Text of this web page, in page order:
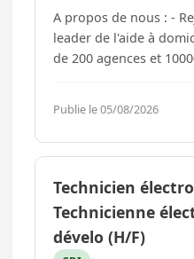
A propos de nous : - Rejoignez Vitalliance, le
leader de l'aide à
de 200 agences et
mission notre raison
des personnes en
ensemble une société
Publie le 05/08/2026
Technicien
Technicienne
dévelo (H/F)